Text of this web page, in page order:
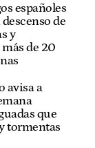
españoles
de
y
de 20
avisa a
que
tormentas